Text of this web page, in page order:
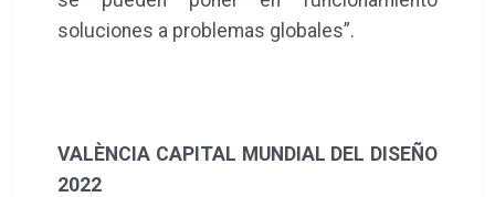
soluciones a problemas globales”.
VALÈNCIA CAPITAL MUNDIAL DEL DISEÑO
2022